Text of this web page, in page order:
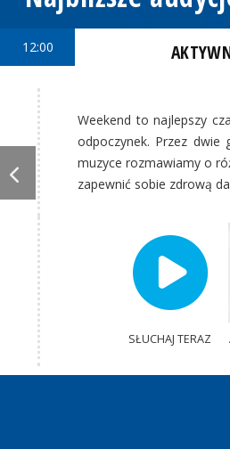
12:00
Weekend to najlepszy
odpoczynek. Przez dwie
muzyce rozmawiamy o
zapewnić sobie zdrową
SŁUCHAJ TERAZ